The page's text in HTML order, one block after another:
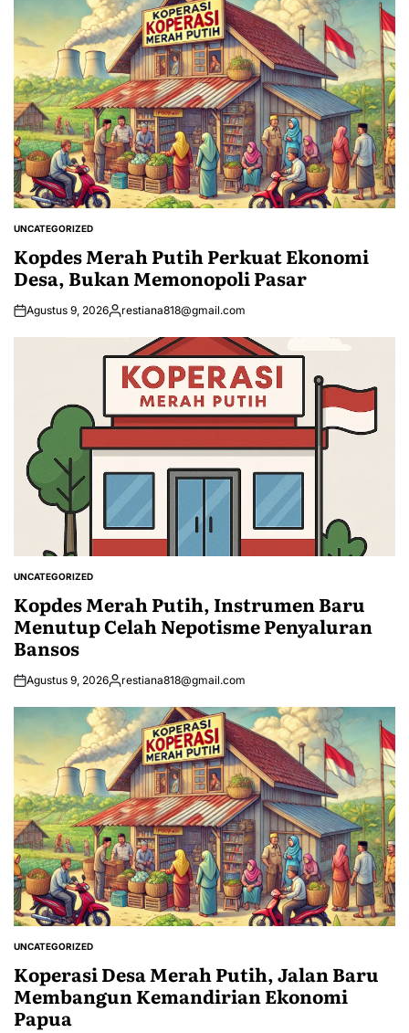
POSTED
UNCATEGORIZED
Kopdes Merah Putih Perkuat Ekonomi
Desa, Bukan Memonopoli Pasar
Agustus 9, 2026Posted
restiana818@gmail.com
POSTED
UNCATEGORIZED
Kopdes Merah Putih, Instrumen Baru
Menutup Celah Nepotisme Penyaluran
Bansos
Agustus 9, 2026Posted
restiana818@gmail.com
POSTED
UNCATEGORIZED
Koperasi Desa Merah Putih, Jalan Baru
Membangun Kemandirian Ekonomi
Papua